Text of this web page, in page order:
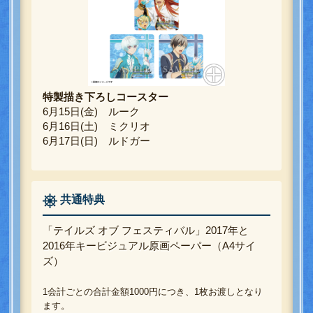
特製描き下ろしコースター
6月15日(金) ルーク
6月16日(土) ミクリオ
6月17日(日) ルドガー
共通特典
「テイルズ オブ フェスティバル」2017年と
2016年キービジュアル原画ペーパー（A4サイ
ズ）
1会計ごとの合計金額1000円につき、1枚お渡しとなり
ます。